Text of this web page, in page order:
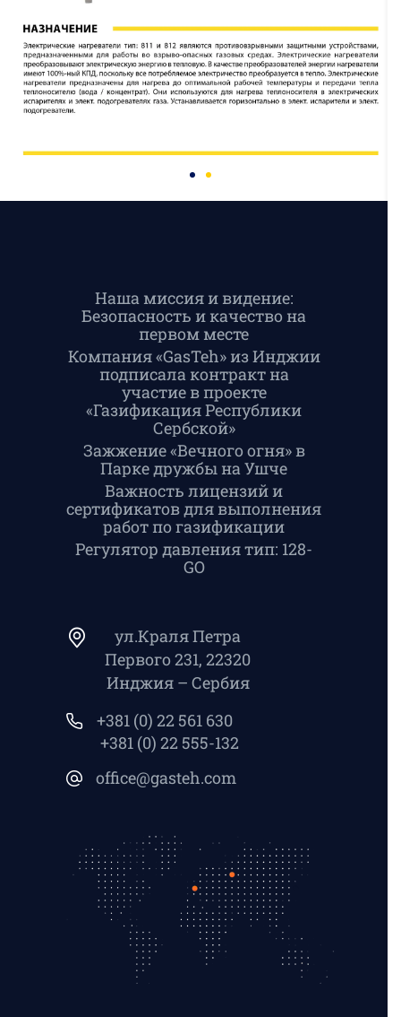
Наша миссия и видение:
Безопасность и качество на
первом месте
Компания «GasTeh» из Инджии
подписала контракт на
участие в проекте
«Газификация Республики
Сербской»
Зажжение «Вечного огня» в
Парке дружбы на Ушче
Важность лицензий и
сертификатов для выполнения
работ по газификации
Регулятор давления тип: 128-
GO
ул.Краля Петра
Первого 231, 22320
Инджия – Сербия
+381 (0) 22 561 630
+381 (0) 22 555-132
office@gasteh.com